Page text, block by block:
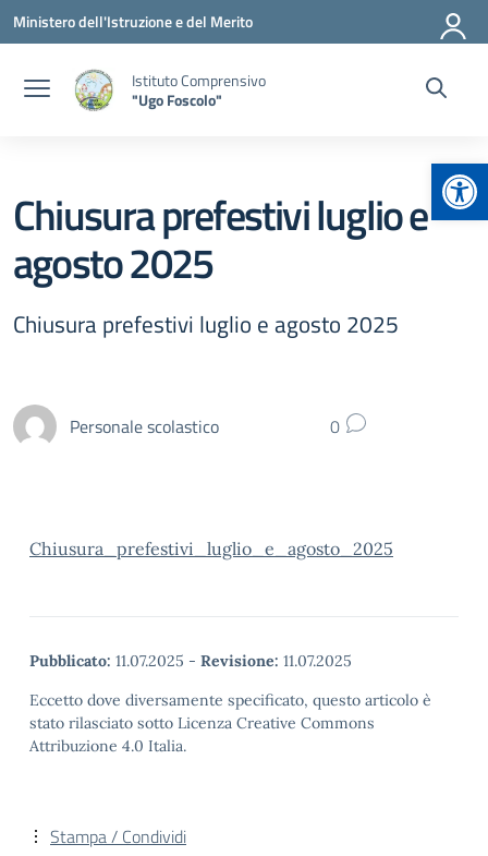
Vai ai contenuti
Vai al menu di navigazione
Vai al footer
Ministero dell'Istruzione e del Merito
Istituto Comprensivo
"Ugo Foscolo"
Chiusura prefestivi luglio e
agosto 2025
Chiusura prefestivi luglio e agosto 2025
Personale scolastico 0
Chiusura_prefestivi_luglio_e_agosto_2025
Pubblicato: 11.07.2025 - Revisione: 11.07.2025
Eccetto dove diversamente specificato, questo articolo è
stato rilasciato sotto Licenza Creative Commons
Attribuzione 4.0 Italia.
Stampa / Condividi